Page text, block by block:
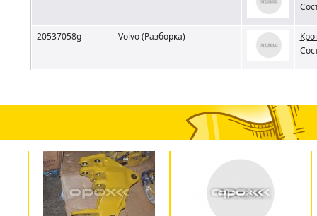
20537058g Volvo (Разборка)